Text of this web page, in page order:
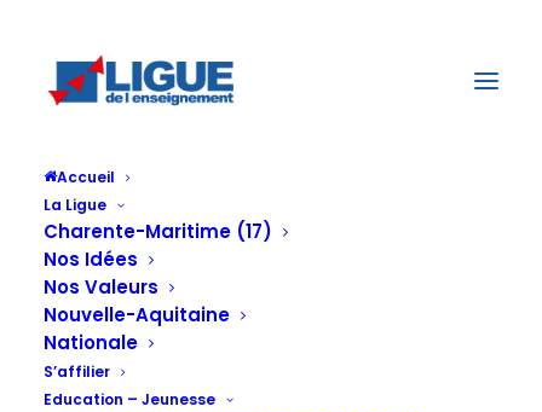
Accueil
La Ligue
Charente-Maritime (17)
Nos Idées
Nos Valeurs
Nouvelle-Aquitaine
Nationale
S’affilier
Education – Jeunesse